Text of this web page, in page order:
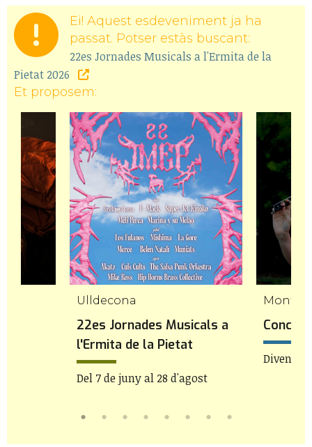
Ei! Aquest esdeveniment ja ha
passat. Potser estàs buscant:
22es Jornades Musicals a l'Ermita de la
Pietat 2026
Et proposem:
Ulldecona
22es Jornades Musicals a
l'Ermita de la Pietat
Del 7 de juny al 28 d'agost
Mont-